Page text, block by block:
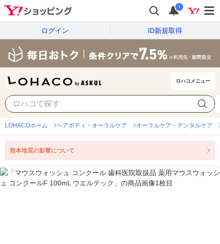
i
ログイン ID新規取得
ロハコメニュー
LOHACOホーム ヘアボディ・オーラルケア オーラルケア・デンタルケア
熊本地震の影響について